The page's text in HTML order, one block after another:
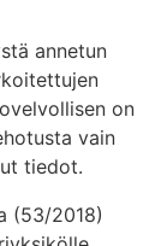
annetun
on
vain
tiedot.
(53/2018)